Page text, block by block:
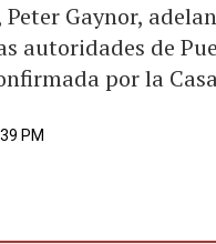
Peter Gaynor,
autoridades de
por la
PM